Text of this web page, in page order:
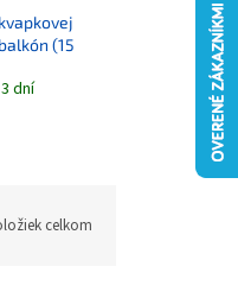
(15
dní
celkom